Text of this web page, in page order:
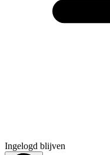
Ingelogd blijven